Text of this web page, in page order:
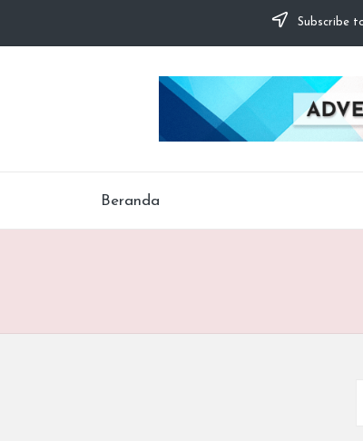
Subscribe
Beranda